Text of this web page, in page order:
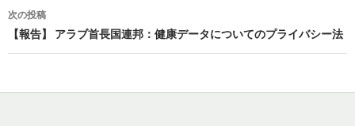
ナ
ビ
ゲ
ー
次の投稿
【報告】 アラブ首長国連邦：健康データについてのプライバシー法